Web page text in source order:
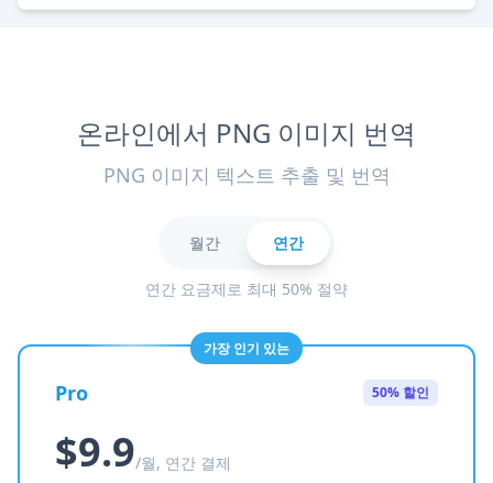
온라인에서 PNG 이미지 번역
PNG 이미지 텍스트 추출 및 번역
월간 연간
연간 요금제로 최대 50% 절약
가장 인기 있는
Pro 50% 할인
$9.9/월, 연간 결제